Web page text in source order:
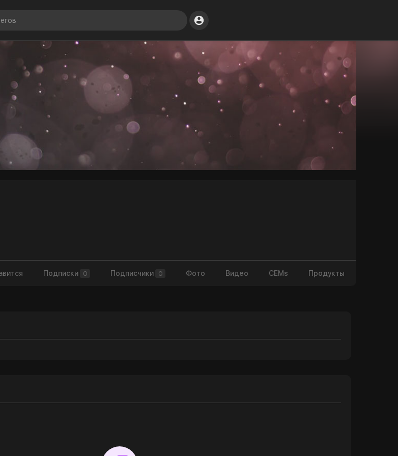
Подписки 0 Подписчики 0 Фото Видео CEMs Продукты